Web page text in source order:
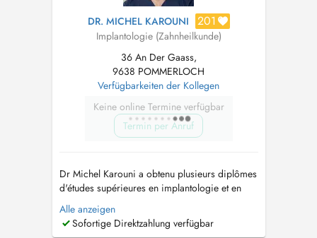
DR. MICHEL KAROUNI 201
Implantologie (Zahnheilkunde)
36 An Der Gaass,
9638 POMMERLOCH
Verfügbarkeiten der Kollegen
Keine online Termine verfügbar
Termin per Anruf
Dr Michel Karouni a obtenu plusieurs diplômes
d'études supérieures en implantologie et en
prothèse fixée à l'université Paris 7 après avoir
obtenu sa licence en chirurgie dentaire. Il
apporte son expertise dans la plupart des
Alle anzeigen
Sofortige Direktzahlung verfügbar